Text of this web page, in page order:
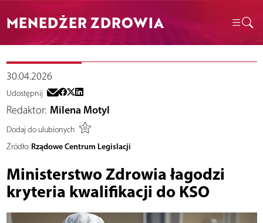
MENEDŻER ZDROWIA
30.04.2026
Udostępnij
Redaktor: Milena Motyl
Dodaj do ulubionych
Źródło: Rządowe Centrum Legislacji
Ministerstwo Zdrowia łagodzi
kryteria kwalifikacji do KSO